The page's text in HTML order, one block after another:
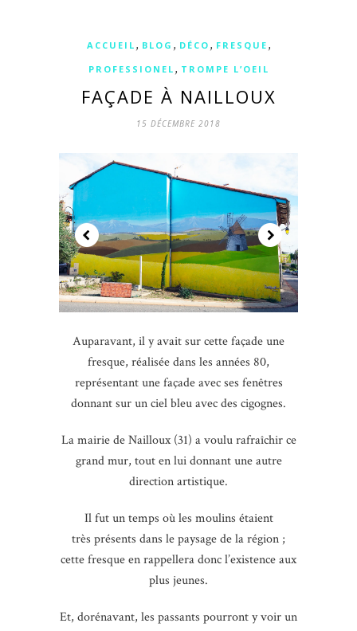
ACCUEIL , BLOG , DÉCO , FRESQUE ,
PROFESSIONEL , TROMPE L’OEIL
FAÇADE À NAILLOUX
15 DÉCEMBRE 2018
Auparavant, il y avait sur cette façade une
fresque, réalisée dans les années 80,
représentant une façade avec ses fenêtres
donnant sur un ciel bleu avec des cigognes.
La mairie de Nailloux (31) a voulu rafraîchir ce
grand mur, tout en lui donnant une autre
direction artistique.
Il fut un temps où les moulins étaient
très présents dans le paysage de la région ;
cette fresque en rappellera donc l’existence aux
plus jeunes.
Et, dorénavant, les passants pourront y voir un